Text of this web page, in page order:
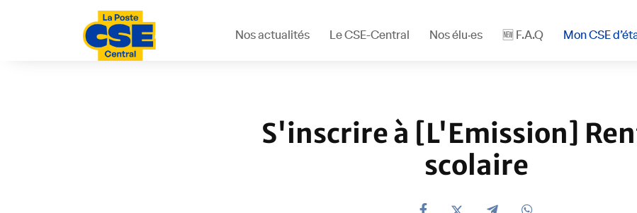
Nos actualités Le CSE-Central Nos élu·es 🆕 F.A.Q Mon CSE
S'inscrire à [L'Emission]
scolaire